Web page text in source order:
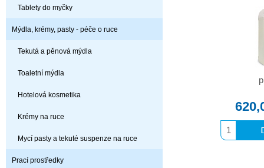
Tablety do myčky
Mýdla, krémy, pasty - péče o ruce
Tekutá a pěnová mýdla
Toaletní mýdla
Hotelová kosmetika
Krémy na ruce
Mycí pasty a tekuté suspenze na ruce
Prací prostředky